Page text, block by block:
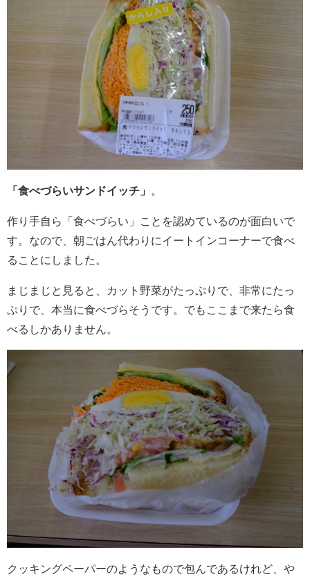
「食べづらいサンドイッチ」 。
作り手自ら「食べづらい」ことを認めているのが面白いで
す。なので、朝ごはん代わりにイートインコーナーで食べ
ることにしました。
まじまじと見ると、カット野菜がたっぷりで、非常にたっ
ぷりで、本当に食べづらそうです。でもここまで来たら食
べるしかありません。
クッキングペーパーのようなもので包んであるけれど、や